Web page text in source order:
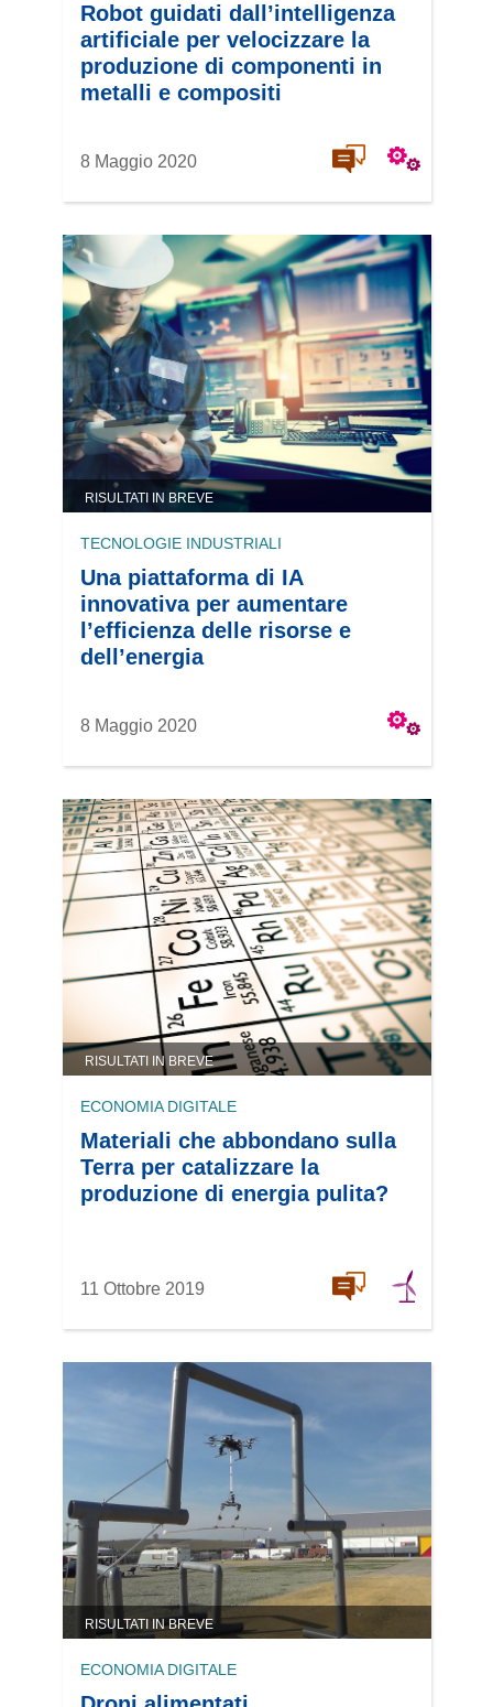
Robot guidati dall’intelligenza
artificiale per velocizzare la
produzione di componenti in
metalli e compositi
8 Maggio 2020
RISULTATI IN BREVE
TECNOLOGIE INDUSTRIALI
Una piattaforma di IA
innovativa per aumentare
l’efficienza delle risorse e
dell’energia
8 Maggio 2020
RISULTATI IN BREVE
ECONOMIA DIGITALE
Materiali che abbondano sulla
Terra per catalizzare la
produzione di energia pulita?
11 Ottobre 2019
RISULTATI IN BREVE
ECONOMIA DIGITALE